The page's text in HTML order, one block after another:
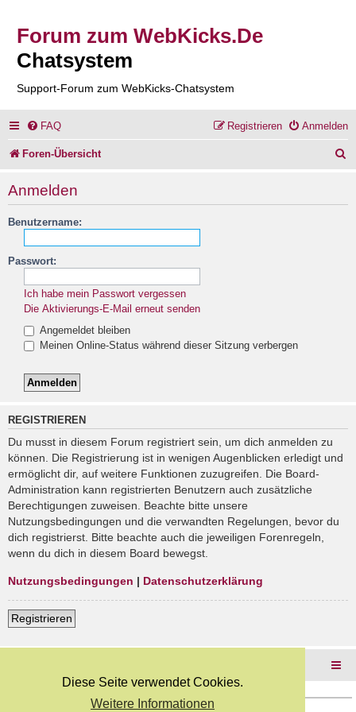
Diese Seite verwendet Cookies.
Weitere Informationen
Forum zum WebKicks.De
Chatsystem
Support-Forum zum WebKicks-Chatsystem
FAQ Anmelden
Registrieren
Foren-Übersicht
Anmelden
Benutzername:
Passwort:
Ich habe mein Passwort vergessen
Die Aktivierungs-E-Mail erneut senden
Angemeldet bleiben
Meinen Online-Status während dieser Sitzung verbergen
REGISTRIEREN
Du musst in diesem Forum registriert sein, um dich anmelden zu
können. Die Registrierung ist in wenigen Augenblicken erledigt und
ermöglicht dir, auf weitere Funktionen zuzugreifen. Die Board-
Administration kann registrierten Benutzern auch zusätzliche
Berechtigungen zuweisen. Beachte bitte unsere
Nutzungsbedingungen und die verwandten Regelungen, bevor du
dich registrierst. Bitte beachte auch die jeweiligen Forenregeln,
wenn du dich in diesem Board bewegst.
Nutzungsbedingungen | Datenschutzerklärung
Registrieren